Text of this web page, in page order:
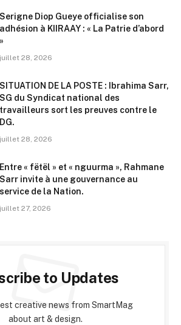
Serigne Diop Gueye officialise son
adhésion à KIIRAAY : « La Patrie d’abord
»
juillet 28, 2026
SITUATION DE LA POSTE : Ibrahima Sarr,
SG du Syndicat national des
travailleurs sort les preuves contre le
DG.
juillet 28, 2026
Entre « fëtël » et « nguurma », Rahmane
Sarr invite à une gouvernance au
service de la Nation.
juillet 27, 2026
to Updates
creative news from SmartMag
about art & design.